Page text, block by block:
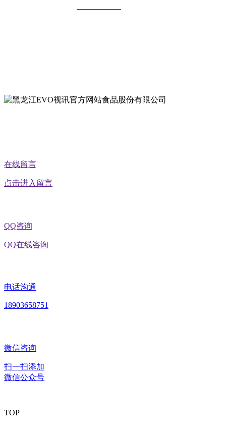
在线留言
点击进入留言
QQ咨询
QQ在线咨询
电话沟通
18903658751
微信咨询
扫一扫添加
微信公众号
TOP